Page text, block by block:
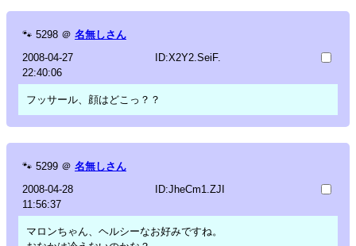
🐾 5298 ＠ 名無しさん
2008-04-27
22:40:06
ID:X2Y2.SeiF.
フッサール、顔はどこっ？？
🐾 5299 ＠ 名無しさん
2008-04-28
11:56:37
ID:JheCm1.ZJI
マロンちゃん、ヘルシーなお好みですね。